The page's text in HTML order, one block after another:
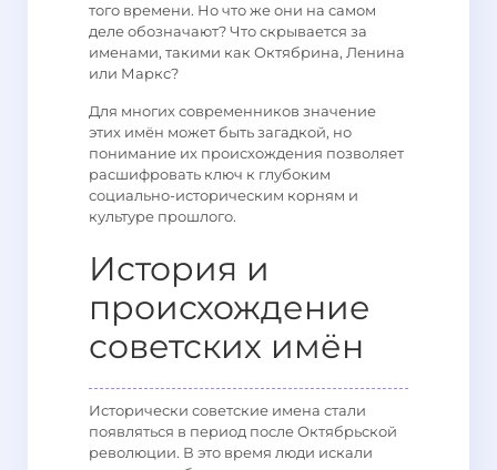
того времени. Но что же они на самом
деле обозначают? Что скрывается за
именами, такими как Октябрина, Ленина
или Маркс?
Для многих современников значение
этих имён может быть загадкой, но
понимание их происхождения позволяет
расшифровать ключ к глубоким
социально-историческим корням и
культуре прошлого.
История и
происхождение
советских имён
Исторически советские имена стали
появляться в период после Октябрьской
революции. В это время люди искали